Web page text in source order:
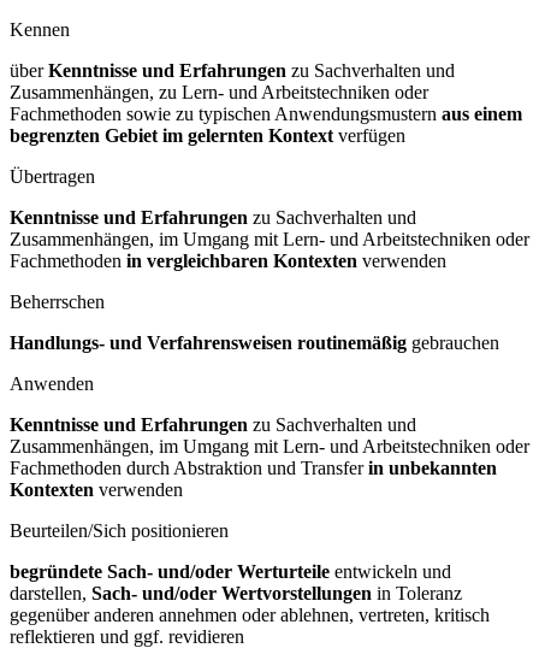
Kennen
überKenntnisse und Erfahrungen zu Sachverhalten und
Zusammenhängen, zu Lern- und Arbeitstechniken oder
Fachmethoden sowie zu typischen Anwendungsmustern aus einem
begrenzten Gebiet im gelernten Kontext verfügen
Übertragen
Kenntnisse und Erfahrungen zu Sachverhalten und
Zusammenhängen, im Umgang mit Lern- und Arbeitstechniken oder
Fachmethoden in vergleichbaren Kontexten verwenden
Beherrschen
Handlungs- und Verfahrensweisen routinemäßig gebrauchen
Anwenden
Kenntnisse und Erfahrungen zu Sachverhalten und
Zusammenhängen, im Umgang mit Lern- und Arbeitstechniken oder
Fachmethoden durch Abstraktion und Transferin unbekannten
Kontexten verwenden
Beurteilen/Sich positionieren
begründete Sach- und/oder Werturteile entwickeln und
darstellen, Sach- und/oder Wertvorstellungen in Toleranz
gegenüber anderen annehmen oder ablehnen, vertreten, kritisch
reflektieren und ggf. revidieren